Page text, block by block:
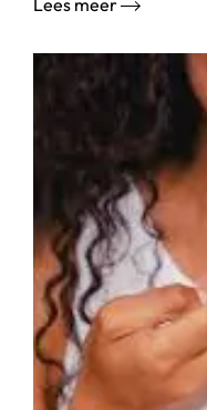
Lees meer